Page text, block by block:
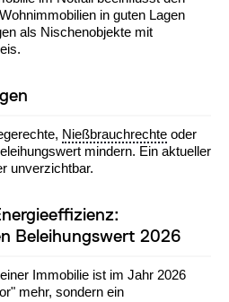
in guten Lagen
als Nischenobjekte mit
Nießbrauchrechte oder
mindern. Ein aktueller
unverzichtbar.
Beleihungswert 2026
Immobilie ist im Jahr 2026
mehr, sondern ein